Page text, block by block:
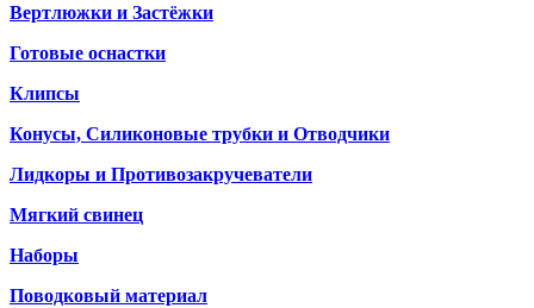
Вертлюжки и Застёжки
Готовые оснастки
Клипсы
Конусы, Силиконовые трубки и Отводчики
Лидкоры и Противозакручеватели
Мягкий свинец
Наборы
Поводковый материал